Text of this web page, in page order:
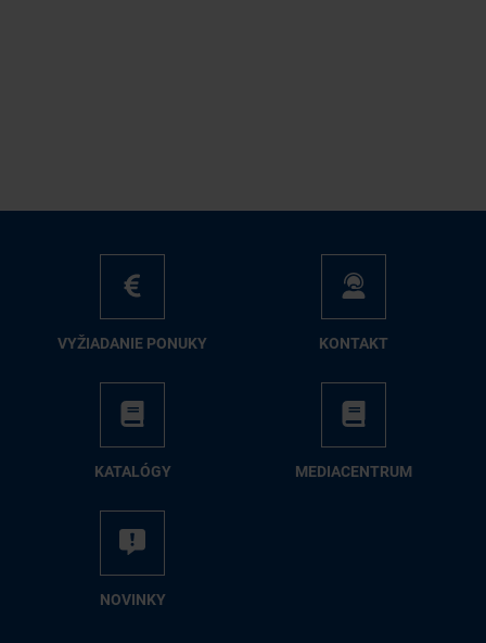
VY­ŽIA­DA­NIE PO­NU­KY KON­TAKT
KA­TA­LÓ­GY ME­DIA­CEN­TRUM
NO­VIN­KY